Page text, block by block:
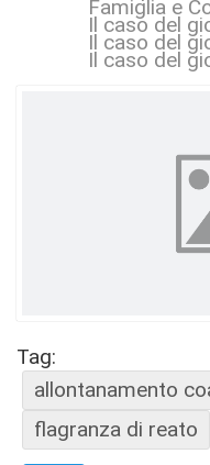
Famiglia e
Il caso del
Il caso del
Il caso del
Tag:
allontanamento
flagranza di reato